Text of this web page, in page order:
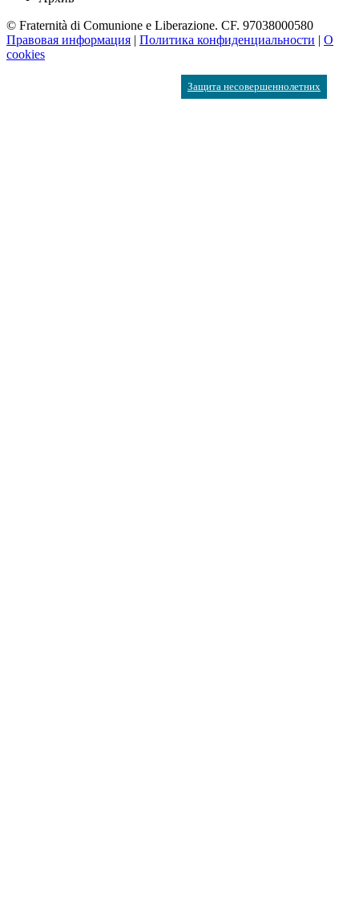
© Fraternità di Comunione e Liberazione. CF. 97038000580
Правовая информация | Политика конфиденциальности | О
cookies
Защита несовершеннолетних